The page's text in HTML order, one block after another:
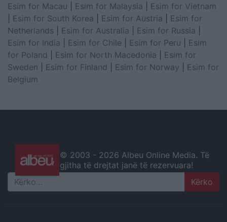
Esim for Macau
Esim for Malaysia
Esim for Vietnam
Esim for South Korea Esim for Austria
Esim for
Netherlands
Esim for Australia Esim for Russia
Esim for India
Esim for Chile Esim for Peru
Esim
for Poland
Esim for North Macedonia
Esim for
Sweden
Esim for Finland Esim for Norway
Esim for
Belgium
© 2003 - 2026 Albeu Online Media. Të
gjitha të drejtat janë të rezervuara!
Search